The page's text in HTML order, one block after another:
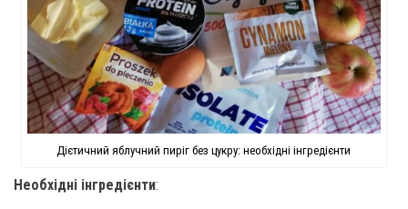
Дієтичний яблучний пиріг без цукру: необхідні інгредієнти
Необхідні інгредієнти: